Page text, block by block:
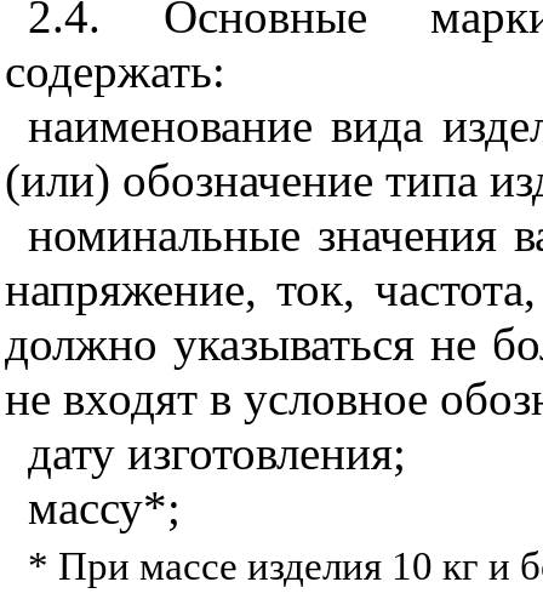
2.4. Основные
содержать:
наименование вида
(или) обозначение типа
номинальные значения
напряжение, ток,
должно указываться не
не входят в условное
дату изготовления;
массу*;
* При массе изделия 10 кг и